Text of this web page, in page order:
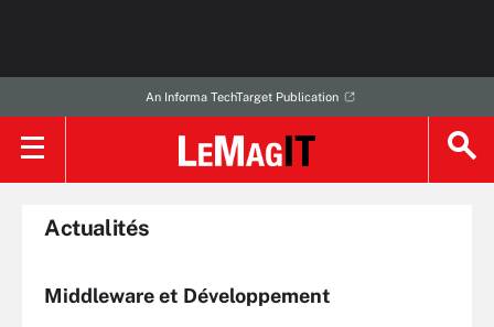
An Informa TechTarget Publication
Actualités
Middleware et Développement